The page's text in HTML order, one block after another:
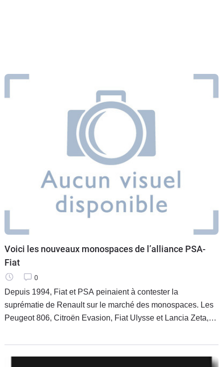
Voici les nouveaux monospaces de l’alliance PSA-
Fiat
0
Depuis 1994, Fiat et PSA peinaient à contester la
suprématie de Renault sur le marché des monospaces. Les
Peugeot 806, Citroën Evasion, Fiat Ulysse et Lancia Zeta,
feux et les niveaux